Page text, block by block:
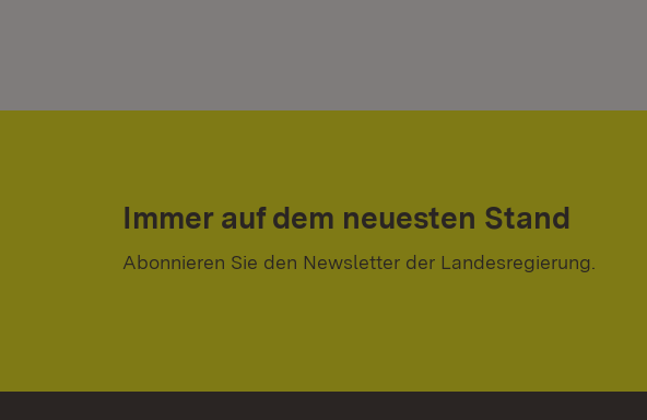
Immer auf dem neuesten Stand
Abonnieren Sie den Newsletter der Landesregierung.